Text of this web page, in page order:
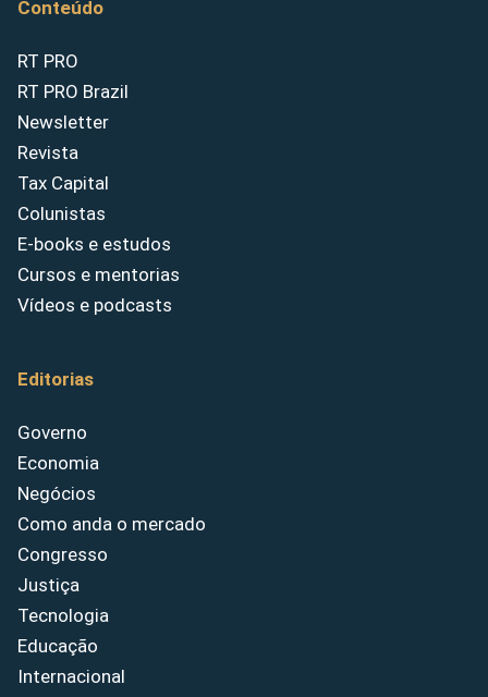
Conteúdo
RT PRO
RT PRO Brazil
Newsletter
Revista
Tax Capital
Colunistas
E-books e estudos
Cursos e mentorias
Vídeos e podcasts
Editorias
Governo
Economia
Negócios
Como anda o mercado
Congresso
Justiça
Tecnologia
Educação
Internacional